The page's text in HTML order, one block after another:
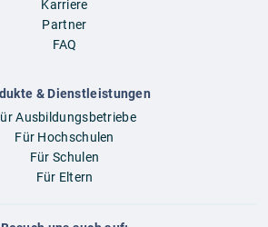
Karriere
Partner
FAQ
& Dienstleistungen
Ausbildungsbetriebe
Für Hochschulen
Für Schulen
Für Eltern